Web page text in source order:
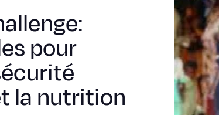
pour
la nutrition
World
Vision